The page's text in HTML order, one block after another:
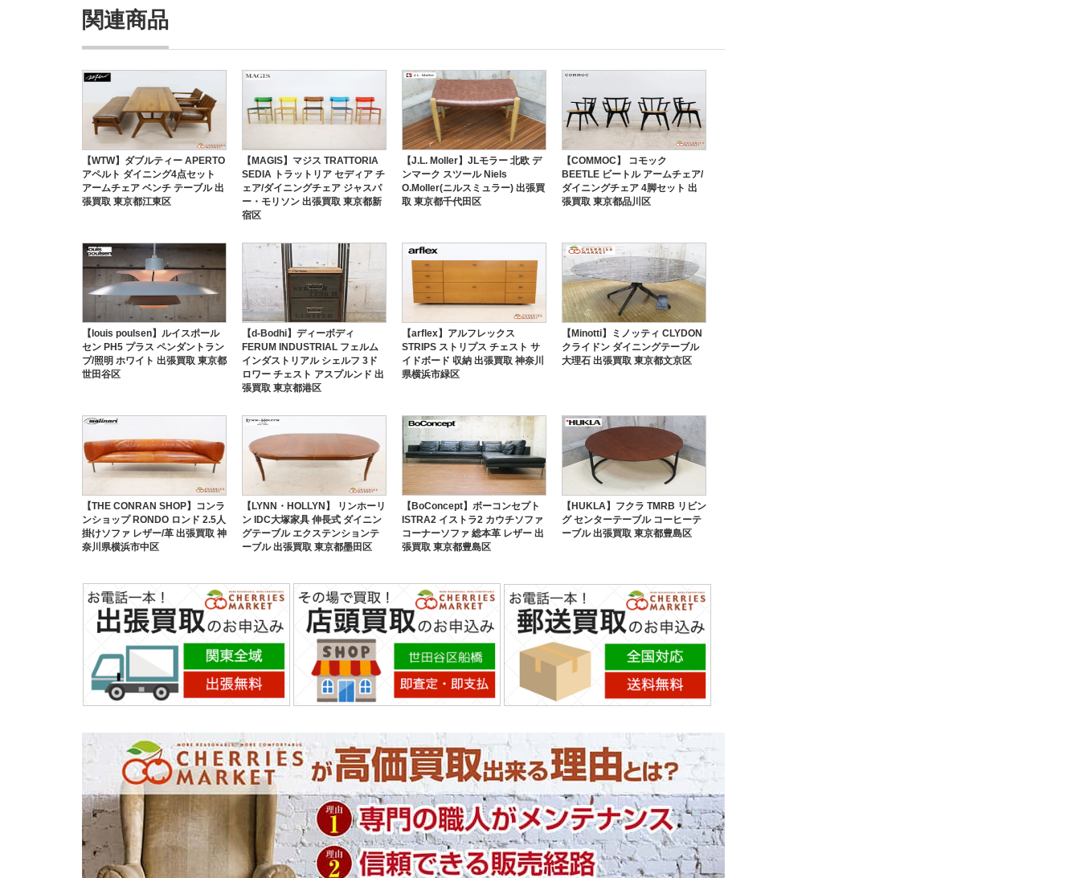
関連商品
【WTW】ダブルティー APERTO
アペルト ダイニング4点セット
アームチェア ベンチ テーブル 出
張買取 東京都江東区
【MAGIS】マジス TRATTORIA
SEDIA トラットリア セディア チ
ェア/ダイニングチェア ジャスパ
ー・モリソン 出張買取 東京都新
宿区
【J.L. Moller】JLモラー 北欧 デ
ンマーク スツール Niels
O.Moller(ニルスミュラー) 出張買
取 東京都千代田区
【COMMOC】 コモック
BEETLE ビートル アームチェア/
ダイニングチェア 4脚セット 出
張買取 東京都品川区
【louis poulsen】ルイスポール
セン PH5 プラス ペンダントラン
プ/照明 ホワイト 出張買取 東京都
世田谷区
【d-Bodhi】ディーボディ
FERUM INDUSTRIAL フェルム
インダストリアル シェルフ 3ド
ロワー チェスト アスプルンド 出
張買取 東京都港区
【arflex】アルフレックス
STRIPS ストリプス チェスト サ
イドボード 収納 出張買取 神奈川
県横浜市緑区
【Minotti】ミノッティ CLYDON
クライドン ダイニングテーブル
大理石 出張買取 東京都文京区
【THE CONRAN SHOP】コンラ
ンショップ RONDO ロンド 2.5人
掛けソファ レザー/革 出張買取 神
奈川県横浜市中区
【LYNN・HOLLYN】 リンホーリ
ン IDC大塚家具 伸長式 ダイニン
グテーブル エクステンションテ
ーブル 出張買取 東京都墨田区
【BoConcept】ボーコンセプト
ISTRA2 イストラ2 カウチソファ
コーナーソファ 総本革 レザー 出
張買取 東京都豊島区
【HUKLA】フクラ TMRB リビン
グ センターテーブル コーヒーテ
ーブル 出張買取 東京都豊島区